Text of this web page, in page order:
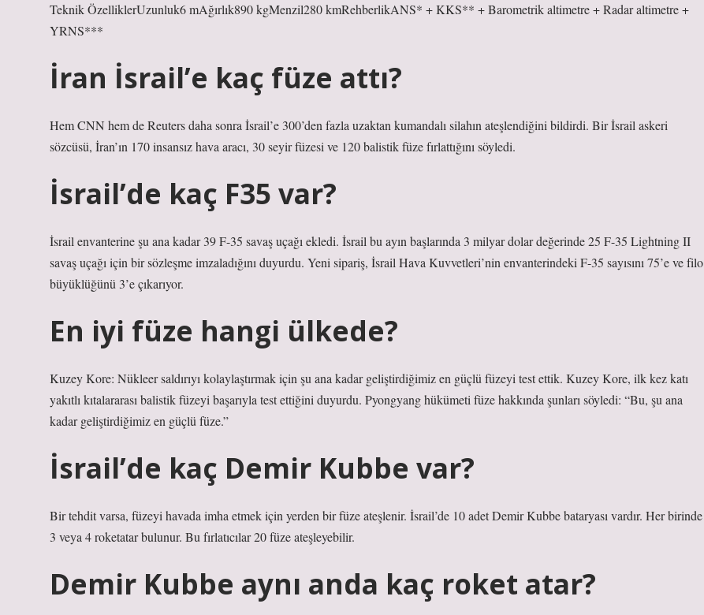
Teknik ÖzelliklerUzunluk6 mAğırlık890 kgMenzil280 kmRehberlikANS* + KKS** + Barometrik altimetre + Radar altimetre +
YRNS***
İran İsrail’e kaç füze attı?
Hem CNN hem de Reuters daha sonra İsrail’e 300’den fazla uzaktan kumandalı silahın ateşlendiğini bildirdi. Bir İsrail askeri
sözcüsü, İran’ın 170 insansız hava aracı, 30 seyir füzesi ve 120 balistik füze fırlattığını söyledi.
İsrail’de kaç F35 var?
İsrail envanterine şu ana kadar 39 F-35 savaş uçağı ekledi. İsrail bu ayın başlarında 3 milyar dolar değerinde 25 F-35 Lightning II
savaş uçağı için bir sözleşme imzaladığını duyurdu. Yeni sipariş, İsrail Hava Kuvvetleri’nin envanterindeki F-35 sayısını 75’e ve filo
büyüklüğünü 3’e çıkarıyor.
En iyi füze hangi ülkede?
Kuzey Kore: Nükleer saldırıyı kolaylaştırmak için şu ana kadar geliştirdiğimiz en güçlü füzeyi test ettik. Kuzey Kore, ilk kez katı
yakıtlı kıtalararası balistik füzeyi başarıyla test ettiğini duyurdu. Pyongyang hükümeti füze hakkında şunları söyledi: “Bu, şu ana
kadar geliştirdiğimiz en güçlü füze.”
İsrail’de kaç Demir Kubbe var?
Bir tehdit varsa, füzeyi havada imha etmek için yerden bir füze ateşlenir. İsrail’de 10 adet Demir Kubbe bataryası vardır. Her birinde
3 veya 4 roketatar bulunur. Bu fırlatıcılar 20 füze ateşleyebilir.
Demir Kubbe aynı anda kaç roket atar?